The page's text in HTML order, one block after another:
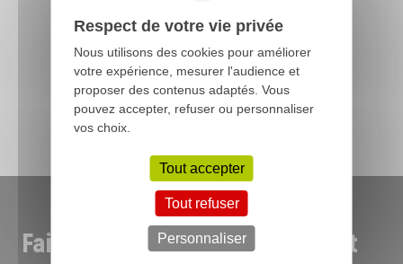
Toutes nos réalisations
Faites-nous part de votre projet
Respect de votre vie privée
Nous utilisons des cookies pour améliorer
votre expérience, mesurer l'audience et
proposer des contenus adaptés. Vous
pouvez accepter, refuser ou personnaliser
vos choix.
Tout accepter
Tout refuser
Personnaliser